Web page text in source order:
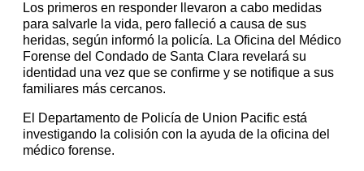
Los primeros en responder llevaron a cabo medidas
para salvarle la vida, pero falleció a causa de sus
heridas, según informó la policía. La Oficina del Médico
Forense del Condado de Santa Clara revelará su
identidad una vez que se confirme y se notifique a sus
familiares más cercanos.
El Departamento de Policía de Union Pacific está
investigando la colisión con la ayuda de la oficina del
médico forense.